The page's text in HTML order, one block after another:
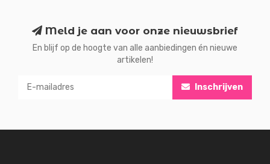
Meld je aan voor onze nieuwsbrief
En blijf op de hoogte van alle aanbiedingen én nieuwe
artikelen!
Inschrijven